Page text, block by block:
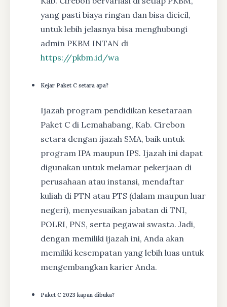
yang pasti biaya ringan dan bisa dicicil,
untuk lebih jelasnya bisa menghubungi
admin PKBM INTAN di
https://pkbm.id/wa
Kejar Paket C setara apa?
Ijazah program pendidikan kesetaraan
Paket C di Lemahabang, Kab. Cirebon
setara dengan ijazah SMA, baik untuk
program IPA maupun IPS. Ijazah ini dapat
digunakan untuk melamar pekerjaan di
perusahaan atau instansi, mendaftar
kuliah di PTN atau PTS (dalam maupun luar
negeri), menyesuaikan jabatan di TNI,
POLRI, PNS, serta pegawai swasta. Jadi,
dengan memiliki ijazah ini, Anda akan
memiliki kesempatan yang lebih luas untuk
mengembangkan karier Anda.
Paket C 2023 kapan dibuka?